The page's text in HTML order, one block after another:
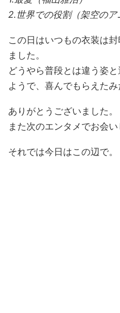
2.世界での役割（架空のア
この日はいつもの衣装は
ました。
どうやら普段とは違う姿
ようで、喜んでもらえたみ
ありがとうございました。
また次のエンタメでお会い
それでは今日はこの辺で。